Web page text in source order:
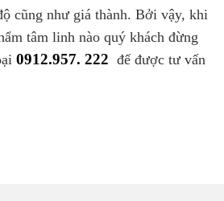
cũng như giá thành. Bởi vậy, khi
tâm linh nào quý khách đừng
0912.957. 222 để được tư vấn